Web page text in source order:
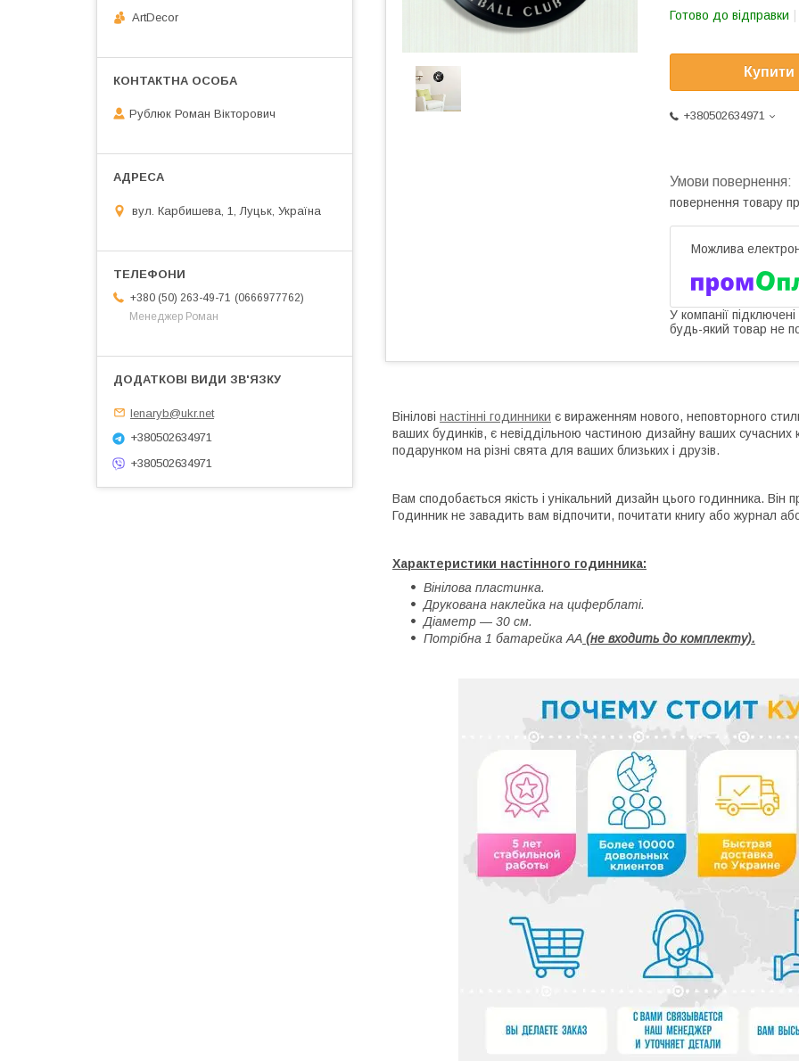
Готово до відправки
Купити
+380502634971
повернення товару
У компанії
будь-який товар не
Вінілові настінні годинники є вираженням нового, неповторного
ваших будинків, є невіддільною частиною дизайну ваших
подарунком на різні свята для ваших близьких і друзів.
Вам сподобається якість і унікальний дизайн цього годинника.
Годинник не завадить вам відпочити, почитати книгу або журнал
Характеристики настінного годинника:
Вінілова пластинка.
Друкована наклейка на циферблаті.
Діаметр — 30 см.
Потрібна 1 батарейка АА (не входить до комплекту).
ArtDecor
Рублюк Роман Вікторович
вул. Карбишева, 1, Луцьк, Україна
+380 (50) 263-49-71
0666977762
Менеджер Роман
lenaryb@ukr.net
+380502634971
+380502634971